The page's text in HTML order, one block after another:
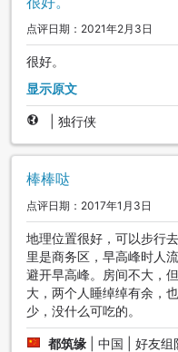
点评日期：2021年2月3日
很好。
显示原文
独行侠
棒棒哒
点评日期：2017年1月3日
地理位置很好，可以步行
里是商务区，早高峰时人
避开早高峰。房间不大，
大，两个人睡绰绰有余，
少，没什么可吃的。
都筑缘 中国 | 好友组